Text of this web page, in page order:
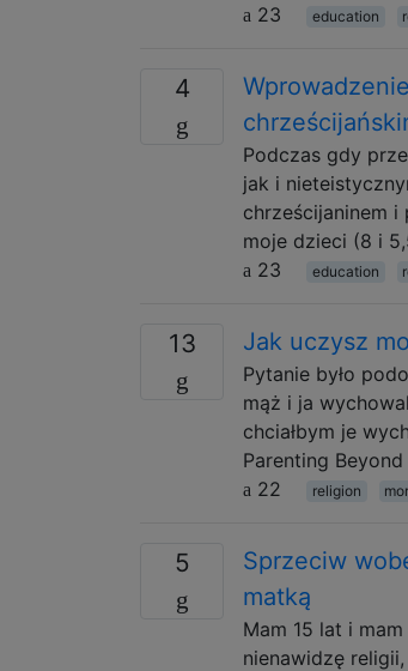
23
education
4
Podczas gdy
jak i
chrześcijaninem
moje dzieci (8 i
23
education
13 Jak uczysz
Pytanie było
mąż i ja
chciałbym je
Parenting
22
religion
5
Sprzeciw
matką
Mam 15 lat i
nienawidzę